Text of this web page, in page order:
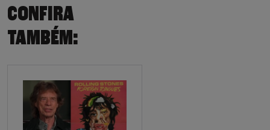
CONFIRA
TAMBÉM: